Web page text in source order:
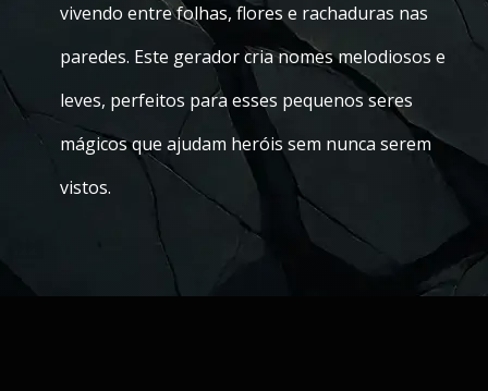
vivendo entre folhas, flores e rachaduras nas
paredes. Este gerador cria nomes melodiosos e
leves, perfeitos para esses pequenos seres
mágicos que ajudam heróis sem nunca serem
vistos.